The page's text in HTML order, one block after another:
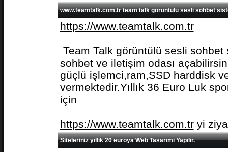
www.teamtalk.com.tr team talk görüntülü sesli sohbet
https://www.teamtalk.com.tr
Team Talk görüntülü sesli
sohbet ve iletişim odası
güçlü işlemci,ram,SSD harddisk
vermektedir.Yıllık 36 Euro Luk
için
https://www.teamtalk.com.tryi
Siteleriniz yıllık 20 euroya Web Tasarımı Yapılır.